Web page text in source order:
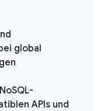
global
APIs und